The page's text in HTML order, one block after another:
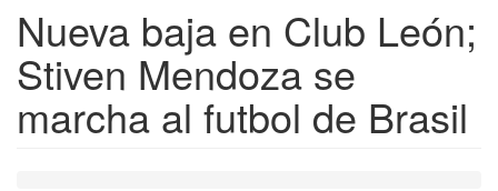
Nueva baja en Club León;
Stiven Mendoza se
marcha al futbol de Brasil